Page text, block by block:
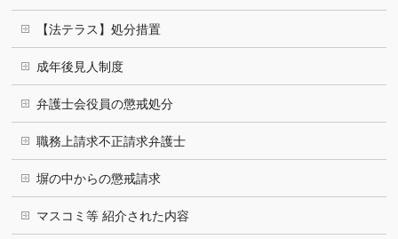
【法テラス】処分措置
成年後見人制度
弁護士会役員の懲戒処分
職務上請求不正請求弁護士
塀の中からの懲戒請求
マスコミ等 紹介された内容